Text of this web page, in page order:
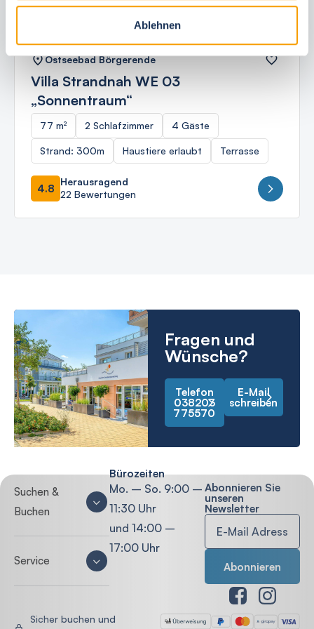
Ablehnen
Ostseebad Börgerende
Villa Strandnah WE 03
„Sonnentraum“
77 m² 2 Schlafzimmer 4 Gäste
Strand: 300m Haustiere erlaubt Terrasse
4.8
Herausragend
22 Bewertungen
Fragen und
Wünsche?
Telefon
038203
775570
E-Mail
schreiben
Suchen &
Buchen
Service
Bürozeiten
Mo. – So. 9:00 –
11:30 Uhr
und 14:00 –
17:00 Uhr
Abonnieren Sie
unseren
Newsletter
Sicher buchen und